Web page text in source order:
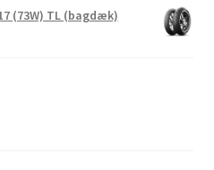
(73W) TL (bagdæk)